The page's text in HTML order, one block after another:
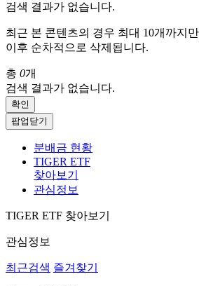
검색 결과가 없습니다.
최근 본 콘텐츠의 경우 최대 10개까지
이후 순차적으로 삭제됩니다.
총 0개
검색 결과가 없습니다.
확인
팝업닫기
분배금 현황
TIGER ETF
찾아보기
관심정보
TIGER ETF 찾아보기
관심정보
최근검색 즐겨찾기